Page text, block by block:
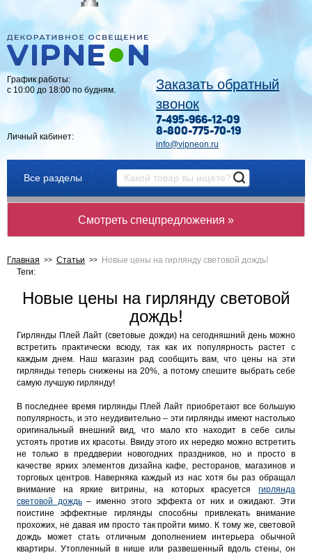
График работы:
с 10:00 до 18:00 по будням.
Личный кабинет:
Заказать обратный
звонок
7-495-966-12-09
8-800-775-70-19
info@vipneon.ru
Все разделы
Смотреть спецпредложения »
Главная Статьи
Новые цены на гирлянду световой дождь!
Теги:
Новые цены на гирлянду световой
дождь!
Гирлянды Плей Лайт (световые дожди) на сегодняшний день можно
встретить практически всюду, так как их популярность растет с
каждым днем. Наш магазин рад сообщить вам, что цены на эти
гирлянды теперь снижены на 20%, а потому спешите выбрать себе
самую лучшую гирлянду!
В последнее время гирлянды Плей Лайт приобретают все большую
популярность, и это неудивительно – эти гирлянды имеют настолько
оригинальный внешний вид, что мало кто находит в себе силы
устоять против их красоты. Ввиду этого их нередко можно встретить
не только в преддверии новогодних праздников, но и просто в
качестве ярких элементов дизайна кафе, ресторанов, магазинов и
торговых центров. Наверняка каждый из нас хотя бы раз обращал
внимание на яркие витрины, на которых красуется гирлянда
световой дождь– именно этого эффекта от них и ожидают. Эти
поистине эффектные гирлянды способны привлекать внимание
прохожих, не давая им просто так пройти мимо. К тому же, световой
дождь может стать отличным дополнением интерьера обычной
квартиры. Утопленный в нише или развешенный вдоль стены, он